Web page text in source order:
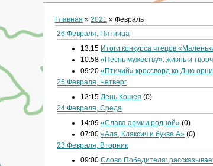
Главная » 2021 » Февраль
26 Февраля, Пятница
13:15 Итоги конкурса чтецов
10:58 «Песнь мужеству»: жизнь и
09:20 «Птичий» кроссворд ко Дню
25 Февраля, Четверг
12:15 День Кощея (0)
24 Февраля, Среда
14:09 «Слава армии родной» (0)
07:00 «Аля, Кляксич и буква А» (0)
23 Февраля, Вторник
09:00 Слово Победителя: